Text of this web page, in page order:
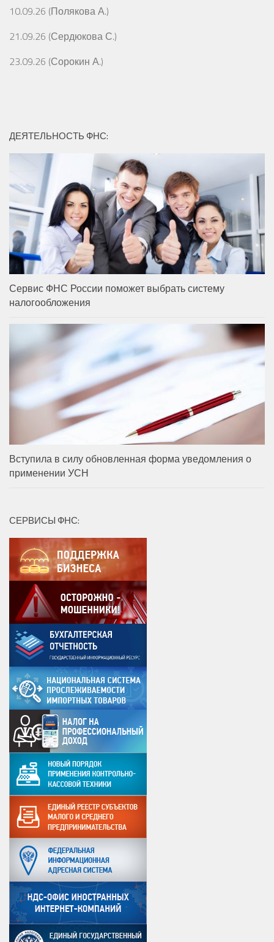
10.09.26 (Полякова А.)
21.09.26 (Сердюкова С.)
23.09.26 (Сорокин А.)
ДЕЯТЕЛЬНОСТЬ ФНС:
Сервис ФНС России поможет выбрать систему
налогообложения
Вступила в силу обновленная форма уведомления о
применении УСН
СЕРВИСЫ ФНС: